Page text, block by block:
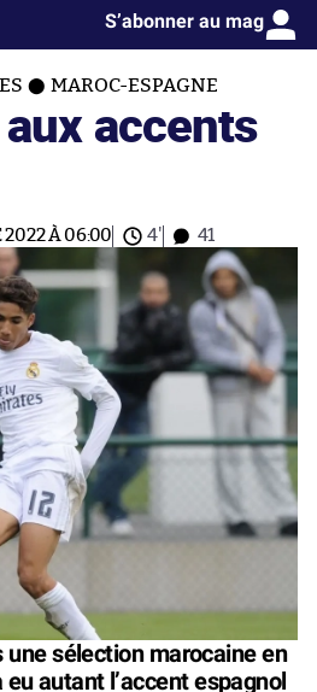
S’abonner au mag
MAROC-ESPAGNE
accents
2022 À 06:00 4' 41
une sélection marocaine en
eu autant l’accent espagnol